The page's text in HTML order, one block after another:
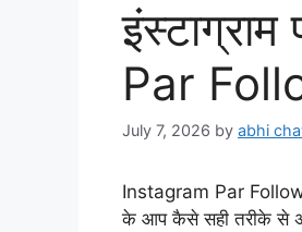
Par
July 7, 2026 by abhi
Instagram Par
के आप कैसे सही तरीके से